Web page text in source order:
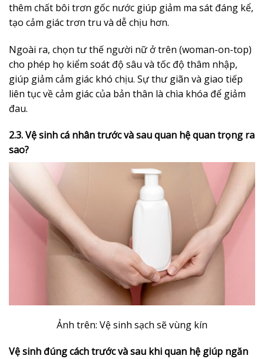
thêm chất bôi trơn gốc nước giúp giảm ma sát đáng kể,
tạo cảm giác trơn tru và dễ chịu hơn.
Ngoài ra, chọn tư thế người nữ ở trên (woman-on-top)
cho phép họ kiểm soát độ sâu và tốc độ thâm nhập,
giúp giảm cảm giác khó chịu. Sự thư giãn và giao tiếp
liên tục về cảm giác của bản thân là chìa khóa để giảm
đau.
2.3. Vệ sinh cá nhân trước và sau quan hệ quan trọng ra
sao?
Ảnh trên: Vệ sinh sạch sẽ vùng kín
Vệ sinh đúng cách trước và sau khi quan hệ giúp ngăn